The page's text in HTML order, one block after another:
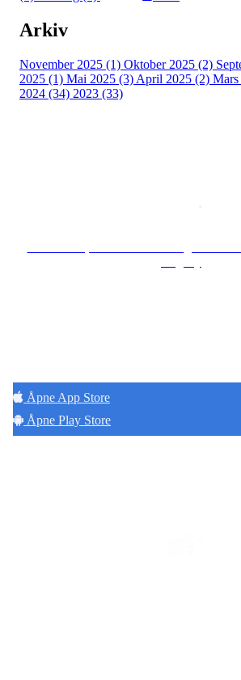
Arkiv
November 2025 (1) Oktober 2025 (2)
2025 (1) Mai 2025 (3) April 2025 (2)
2024 (34) 2023 (33)
Åpne App Store
Åpne Play Store